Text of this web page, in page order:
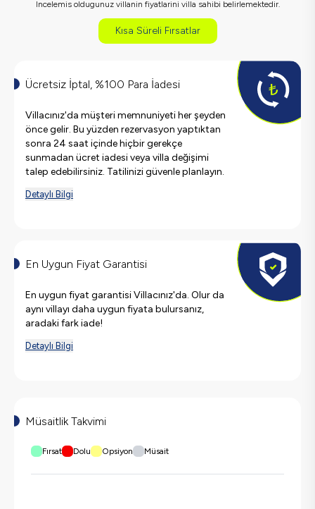
Incelemis oldugunuz villanin fiyatlarini villa sahibi belirlemektedir.
Kısa Süreli Fırsatlar
Ücretsiz İptal, %100 Para İadesi
Villacınız'da müşteri memnuniyeti her şeyden
önce gelir. Bu yüzden rezervasyon yaptıktan
sonra 24 saat içinde hiçbir gerekçe
sunmadan ücret iadesi veya villa değişimi
talep edebilirsiniz. Tatilinizi güvenle planlayın.
Detaylı Bilgi
En Uygun Fiyat Garantisi
En uygun fiyat garantisi Villacınız'da. Olur da
aynı villayı daha uygun fiyata bulursanız,
aradaki fark iade!
Detaylı Bilgi
Müsaitlik Takvimi
Fırsat Dolu Opsiyon Müsait